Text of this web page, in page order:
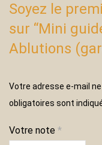
Soyez le
sur “Mini
Ablutions
Votre adresse e-mail ne
obligatoires sont
Votre note *